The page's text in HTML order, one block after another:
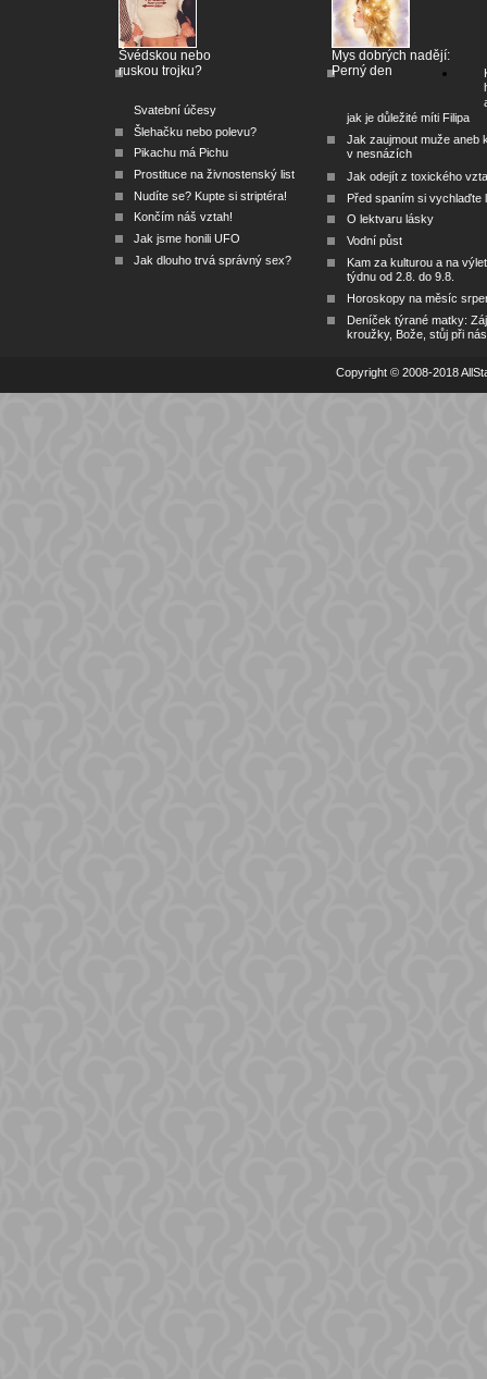
Švédskou nebo
ruskou trojku?
Svatební účesy
Šlehačku nebo polevu?
Pikachu má Pichu
Prostituce na živnostenský list
Nudíte se? Kupte si striptéra!
Končím náš vztah!
Jak jsme honili UFO
Jak dlouho trvá správný sex?
Mys dobrých nadějí:
Perný den
jak je důležité míti Filipa
Jak zaujmout muže aneb
v nesnázích
Jak odejít z toxického
Před spaním si vychlaďte
O lektvaru lásky
Vodní půst
Kam za kulturou a na
týdnu od 2.8. do 9.8.
Horoskopy na měsíc
Deníček týrané matky:
kroužky, Bože, stůj při nás
Copyright © 2008-2018